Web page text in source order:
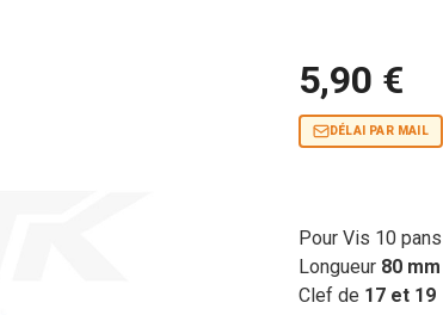
5,90 €
DÉLAI PAR MAIL
Pour Vis 10 pans
Longueur 80 mm
Clef de 17 et 19